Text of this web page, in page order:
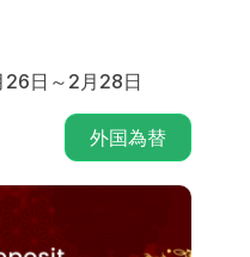
26日～2月28日
外国為替